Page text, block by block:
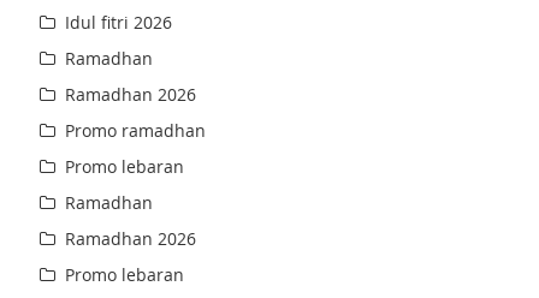
Idul fitri 2026
Ramadhan
Ramadhan 2026
Promo ramadhan
Promo lebaran
Ramadhan
Ramadhan 2026
Promo lebaran